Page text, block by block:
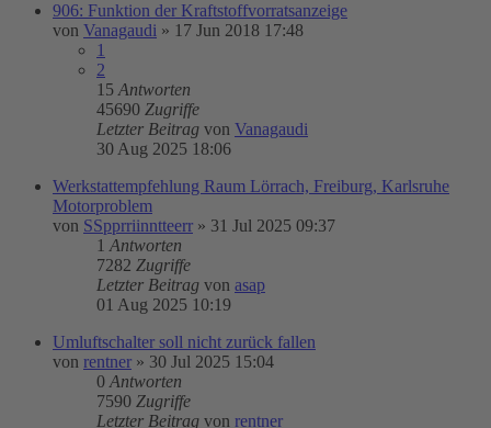
906: Funktion der Kraftstoffvorratsanzeige
von Vanagaudi » 17 Jun 2018 17:48
1
2
15 Antworten
45690 Zugriffe
Letzter Beitrag von Vanagaudi
30 Aug 2025 18:06
Werkstattempfehlung Raum Lörrach, Freiburg, Karlsruhe
Motorproblem
von SSpprriinntteerr » 31 Jul 2025 09:37
1 Antworten
7282 Zugriffe
Letzter Beitrag von asap
01 Aug 2025 10:19
Umluftschalter soll nicht zurück fallen
von rentner » 30 Jul 2025 15:04
0 Antworten
7590 Zugriffe
Letzter Beitrag von rentner